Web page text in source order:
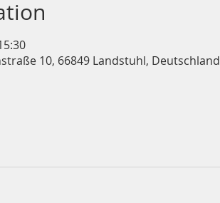
10, 66849 Landstuhl, Deutschland